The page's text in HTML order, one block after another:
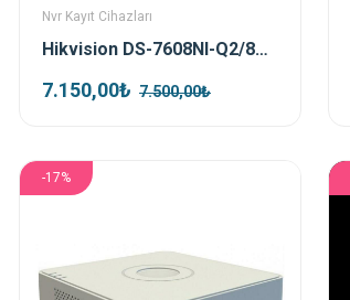
Nvr Kayıt Cihazları
Hikvision DS-7608NI-Q2/8P 8 Kanal Poe Nvr Kayıt Cihazı
7.150,00₺ 7.500,00₺
-17%